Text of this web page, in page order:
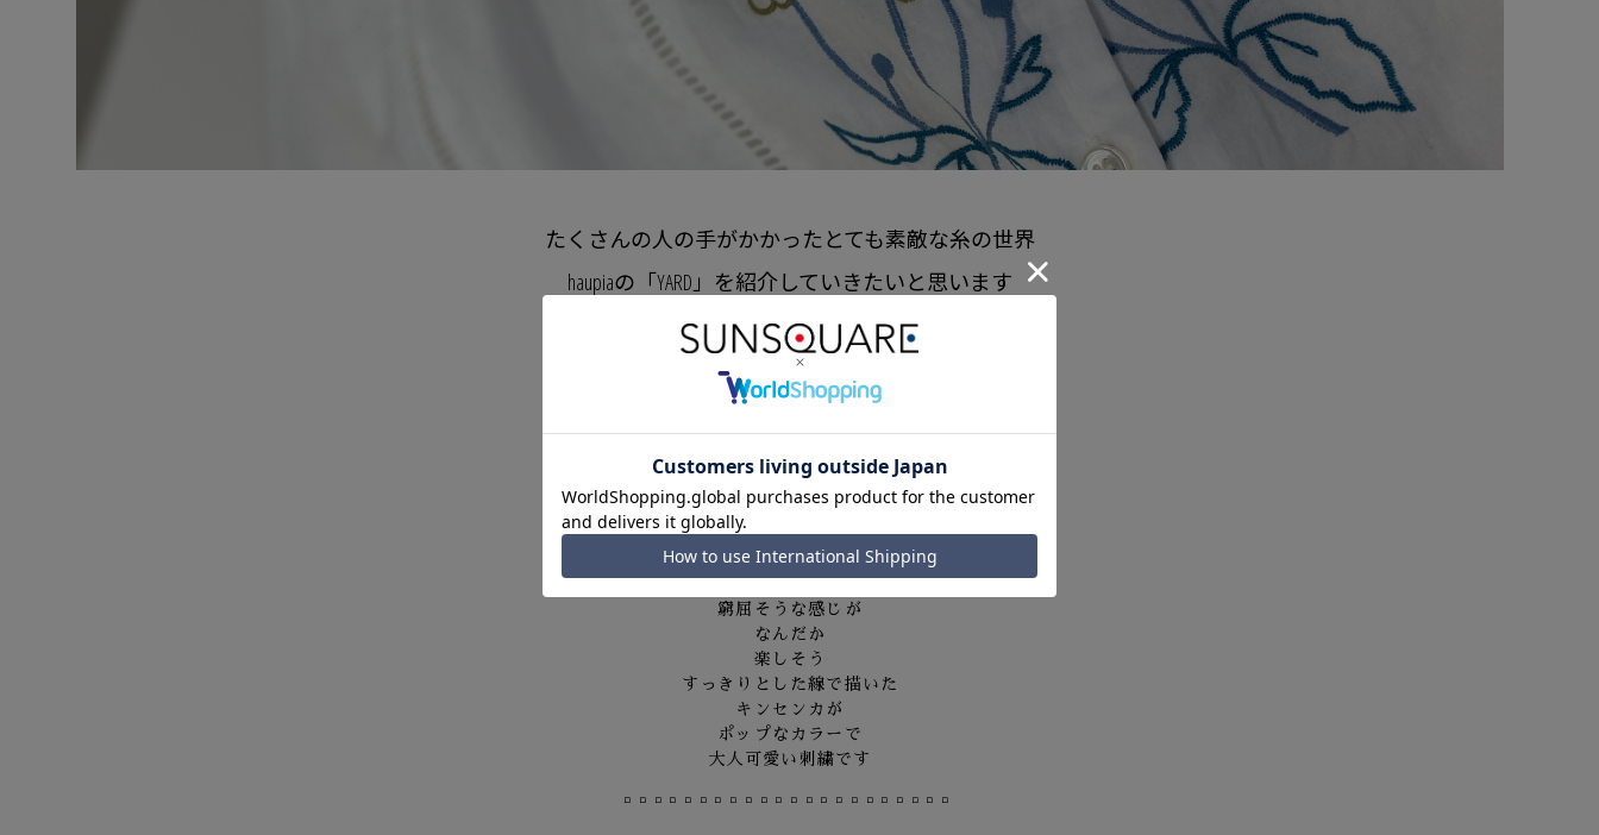
たくさんの人の手がかかったとても素敵な糸の世界
haupiaの「YARD」を紹介していきたいと思います
コンパクトな線で表現された「糸の宝石」です
□□□□□□□□□□□□□□□□□□□□□□
「YARD」
2025 Summer collection
箱庭に
咲いたお花
ちょっと
窮屈そうな感じが
なんだか
楽しそう
すっきりとした線で描いた
キンセンカが
ポップなカラーで
大人可愛い刺繍です
□□□□□□□□□□□□□□□□□□□□□□